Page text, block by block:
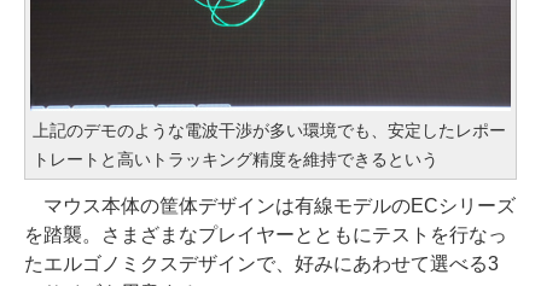
上記のデモのような電波干渉が多い環境でも、安定したレポー
トレートと高いトラッキング精度を維持できるという
マウス本体の筐体デザインは有線モデルのECシリーズ
を踏襲。さまざまなプレイヤーとともにテストを行なっ
たエルゴノミクスデザインで、好みにあわせて選べる3